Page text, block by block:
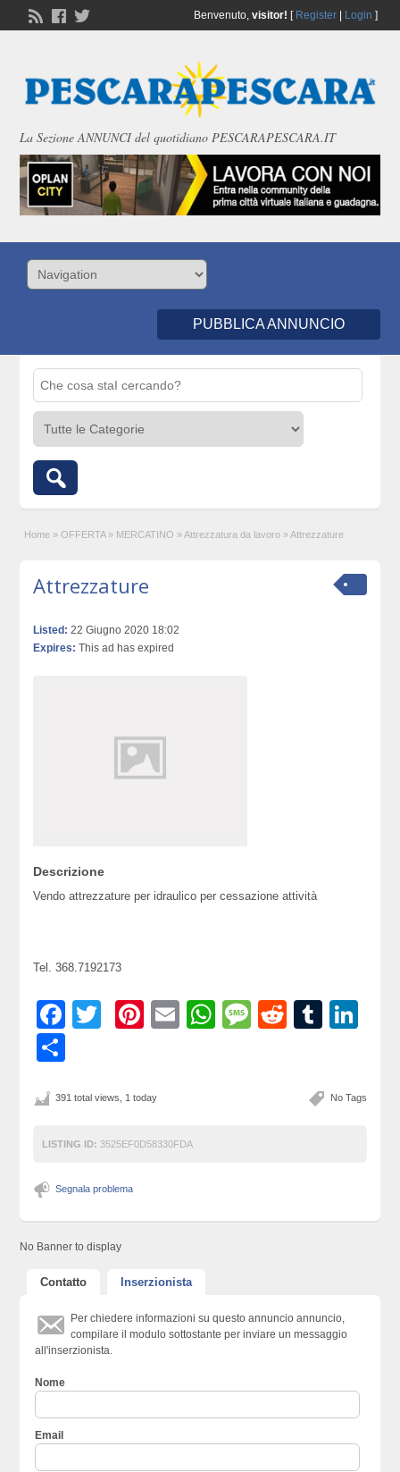
Benvenuto, visitor! [ Register| Login ]
La Sezione ANNUNCI del quotidiano PESCARAPESCARA.IT
PUBBLICA ANNUNCIO
Home » OFFERTA » MERCATINO » Attrezzatura da lavoro » Attrezzature
Attrezzature
Listed: 22 Giugno 2020 18:02
Expires: This ad has expired
Descrizione
Vendo attrezzature per idraulico per cessazione attività
Tel. 368.7192173
Facebook
TwitterPinterest
EmailWhatsApp
Message
Reddit
No Tags
391 total views, 1 today
LISTING ID: 3525EF0D58330FDA
Segnala problema
No Banner to display
Contatto Inserzionista
Per chiedere informazioni su questo annuncio annuncio,
compilare il modulo sottostante per inviare un messaggio
all'inserzionista.
Nome
Email